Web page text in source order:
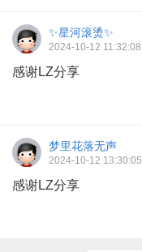
✨星河滚烫✨
2024-10-12 11:32:08
感谢LZ分享
梦里花落无声
2024-10-12 13:30:05
感谢LZ分享